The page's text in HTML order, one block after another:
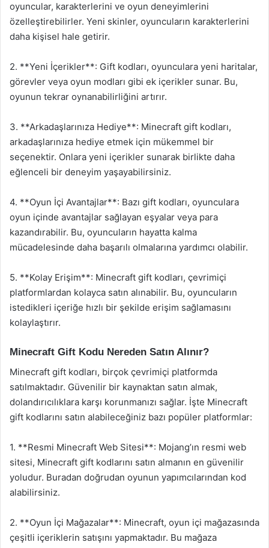
oyuncular, karakterlerini ve oyun deneyimlerini
özelleştirebilirler. Yeni skinler, oyuncuların karakterlerini
daha kişisel hale getirir.
2. **Yeni İçerikler**: Gift kodları, oyunculara yeni haritalar,
görevler veya oyun modları gibi ek içerikler sunar. Bu,
oyunun tekrar oynanabilirliğini artırır.
3. **Arkadaşlarınıza Hediye**: Minecraft gift kodları,
arkadaşlarınıza hediye etmek için mükemmel bir
seçenektir. Onlara yeni içerikler sunarak birlikte daha
eğlenceli bir deneyim yaşayabilirsiniz.
4. **Oyun İçi Avantajlar**: Bazı gift kodları, oyunculara
oyun içinde avantajlar sağlayan eşyalar veya para
kazandırabilir. Bu, oyuncuların hayatta kalma
mücadelesinde daha başarılı olmalarına yardımcı olabilir.
5. **Kolay Erişim**: Minecraft gift kodları, çevrimiçi
platformlardan kolayca satın alınabilir. Bu, oyuncuların
istedikleri içeriğe hızlı bir şekilde erişim sağlamasını
kolaylaştırır.
Minecraft Gift Kodu Nereden Satın Alınır?
Minecraft gift kodları, birçok çevrimiçi platformda
satılmaktadır. Güvenilir bir kaynaktan satın almak,
dolandırıcılıklara karşı korunmanızı sağlar. İşte Minecraft
gift kodlarını satın alabileceğiniz bazı popüler platformlar:
1. **Resmi Minecraft Web Sitesi**: Mojang’ın resmi web
sitesi, Minecraft gift kodlarını satın almanın en güvenilir
yoludur. Buradan doğrudan oyunun yapımcılarından kod
alabilirsiniz.
2. **Oyun İçi Mağazalar**: Minecraft, oyun içi mağazasında
çeşitli içeriklerin satışını yapmaktadır. Bu mağaza